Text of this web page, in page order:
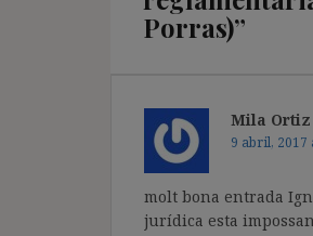
Porras)”
Mila Ortiz
9 abril, 2017
molt bona entrada
jurídica esta